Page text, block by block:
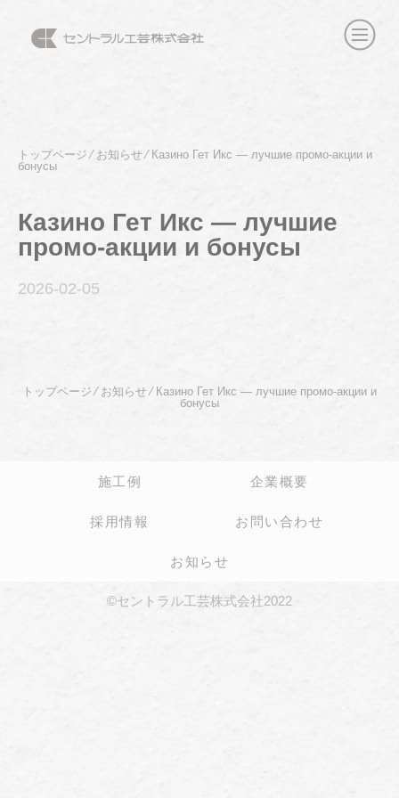
トップページ⁄ お知らせ⁄ Казино Гет Икс — лучшие промо-акции и
бонусы
Казино Гет Икс — лучшие
промо-акции и бонусы
2026-02-05
トップページ ⁄ お知らせ⁄ Казино Гет Икс — лучшие промо-акции и
бонусы
施工例 企業概要
採用情報 お問い合わせ
お知らせ
©セントラル工芸株式会社2022